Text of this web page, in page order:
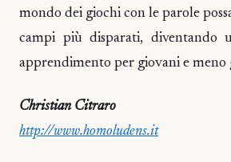
mondo dei giochi con le parole
campi più disparati, diventando
apprendimento per giovani e meno
Christian Citraro
http://www.homoludens.it